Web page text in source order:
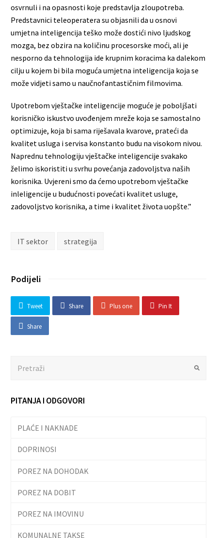
osvrnuli i na opasnosti koje predstavlja zloupotreba.
Predstavnici teleoperatera su objasnili da u osnovi
umjetna inteligencija teško može dostići nivo ljudskog
mozga, bez obzira na količinu procesorske moći, ali je
nesporno da tehnologija ide krupnim koracima ka dalekom
cilju u kojem bi bila moguća umjetna inteligencija koja se
može vidjeti samo u naučnofantastičnim filmovima.
Upotrebom vještačke inteligencije moguće je poboljšati
korisničko iskustvo uvođenjem mreže koja se samostalno
optimizuje, koja bi sama riješavala kvarove, prateći da
kvalitet usluga i servisa konstanto budu na visokom nivou.
Naprednu tehnologiju vještačke inteligencije svakako
želimo iskoristiti u svrhu povećanja zadovoljstva naših
korisnika. Uvjereni smo da ćemo upotrebom vještačke
inleligencije u budućnosti povećati kvalitet usluge,
zadovoljstvo korisnika, a time i kvalitet života uopšte.”
IT sektor strategija
Podijeli
Tweet Share Plus one Pin It
Share
Submit
PITANJA I ODGOVORI
PLAĆE I NAKNADE
DOPRINOSI
POREZ NA DOHODAK
POREZ NA DOBIT
POREZ NA IMOVINU
KOMUNALNE TAKSE